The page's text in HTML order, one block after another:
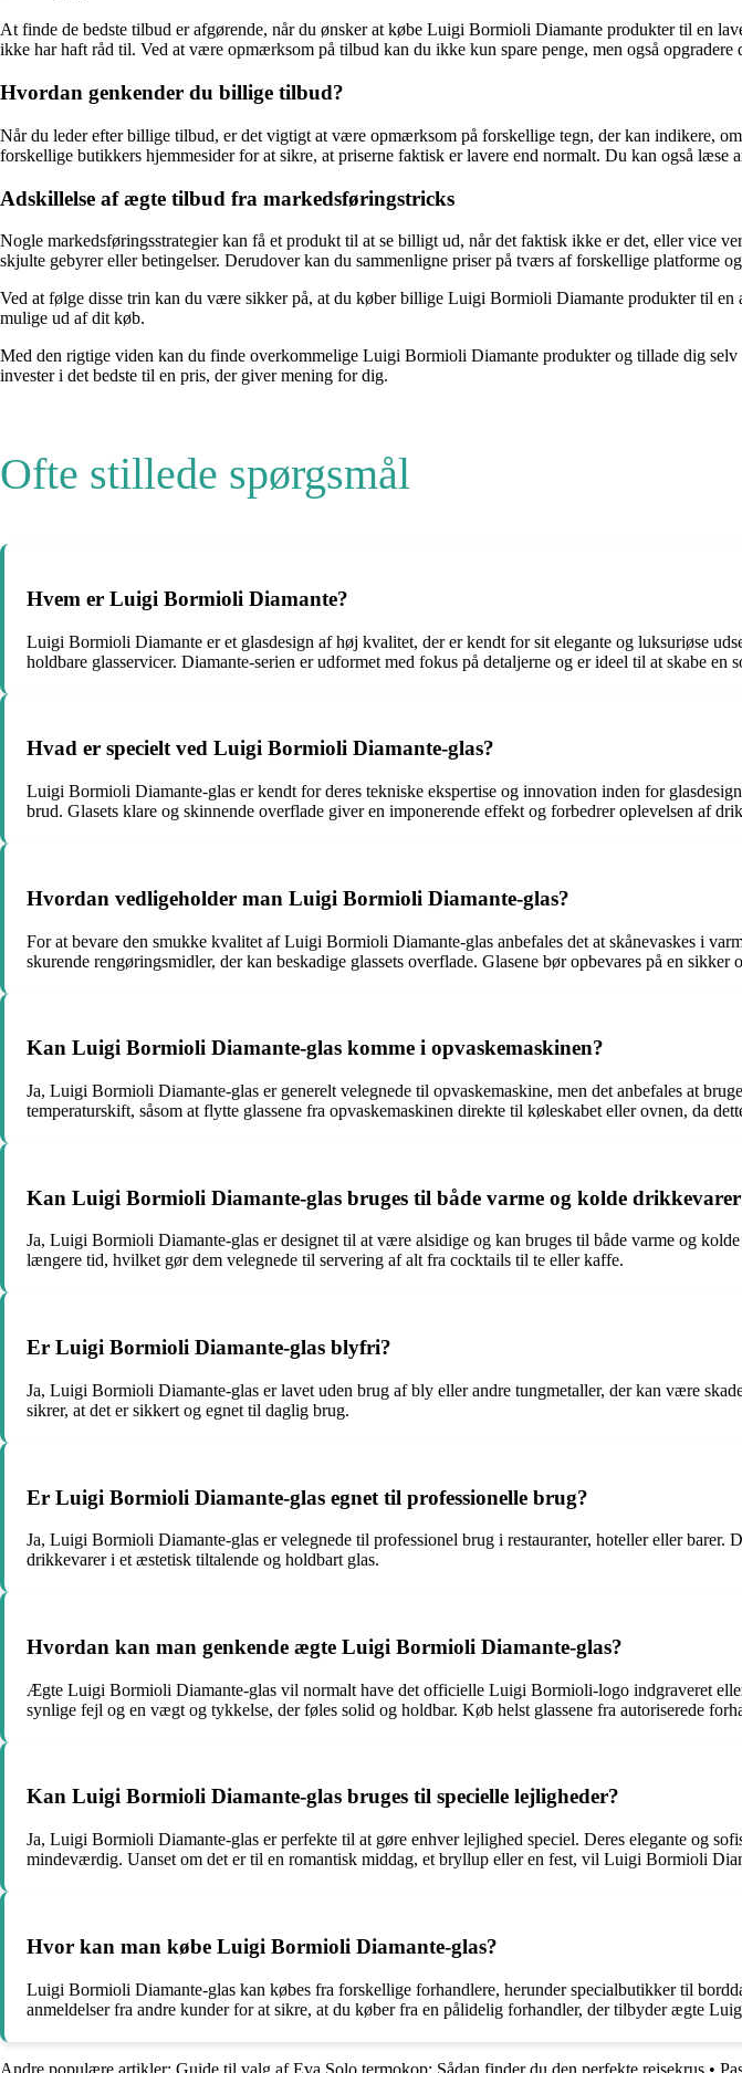
At finde de bedste tilbud er afgørende, når du ønsker at købe Luigi Bormioli Diamante produkter til en
ikke har haft råd til. Ved at være opmærksom på tilbud kan du ikke kun spare penge, men også
Hvordan genkender du billige tilbud?
Når du leder efter billige tilbud, er det vigtigt at være opmærksom på forskellige tegn, der kan indikere,
forskellige butikkers hjemmesider for at sikre, at priserne faktisk er lavere end normalt. Du kan også
Adskillelse af ægte tilbud fra markedsføringstricks
Nogle markedsføringsstrategier kan få et produkt til at se billigt ud, når det faktisk ikke er det, eller vice
skjulte gebyrer eller betingelser. Derudover kan du sammenligne priser på tværs af forskellige platforme
Ved at følge disse trin kan du være sikker på, at du køber billige Luigi Bormioli Diamante produkter til
mulige ud af dit køb.
Med den rigtige viden kan du finde overkommelige Luigi Bormioli Diamante produkter og tillade dig
invester i det bedste til en pris, der giver mening for dig.
Ofte stillede spørgsmål
Hvem er Luigi Bormioli Diamante?
Luigi Bormioli Diamante er et glasdesign af høj kvalitet, der er kendt for sit elegante og luksuriøse
holdbare glasservicer. Diamante-serien er udformet med fokus på detaljerne og er ideel til at skabe en
Hvad er specielt ved Luigi Bormioli Diamante-glas?
Luigi Bormioli Diamante-glas er kendt for deres tekniske ekspertise og innovation inden for
brud. Glasets klare og skinnende overflade giver en imponerende effekt og forbedrer oplevelsen af
Hvordan vedligeholder man Luigi Bormioli Diamante-glas?
For at bevare den smukke kvalitet af Luigi Bormioli Diamante-glas anbefales det at skånevaskes i
skurende rengøringsmidler, der kan beskadige glassets overflade. Glasene bør opbevares på en
Kan Luigi Bormioli Diamante-glas komme i opvaskemaskinen?
Ja, Luigi Bormioli Diamante-glas er generelt velegnede til opvaskemaskine, men det anbefales at
temperaturskift, såsom at flytte glassene fra opvaskemaskinen direkte til køleskabet eller ovnen, da
Kan Luigi Bormioli Diamante-glas bruges til både varme og kolde
Ja, Luigi Bormioli Diamante-glas er designet til at være alsidige og kan bruges til både varme og
længere tid, hvilket gør dem velegnede til servering af alt fra cocktails til te eller kaffe.
Er Luigi Bormioli Diamante-glas blyfri?
Ja, Luigi Bormioli Diamante-glas er lavet uden brug af bly eller andre tungmetaller, der kan være
sikrer, at det er sikkert og egnet til daglig brug.
Er Luigi Bormioli Diamante-glas egnet til professionelle brug?
Ja, Luigi Bormioli Diamante-glas er velegnede til professionel brug i restauranter, hoteller eller
drikkevarer i et æstetisk tiltalende og holdbart glas.
Hvordan kan man genkende ægte Luigi Bormioli Diamante-glas?
Ægte Luigi Bormioli Diamante-glas vil normalt have det officielle Luigi Bormioli-logo indgraveret
synlige fejl og en vægt og tykkelse, der føles solid og holdbar. Køb helst glassene fra autoriserede
Kan Luigi Bormioli Diamante-glas bruges til specielle lejligheder?
Ja, Luigi Bormioli Diamante-glas er perfekte til at gøre enhver lejlighed speciel. Deres elegante og
mindeværdig. Uanset om det er til en romantisk middag, et bryllup eller en fest, vil Luigi Bormioli
Hvor kan man købe Luigi Bormioli Diamante-glas?
Luigi Bormioli Diamante-glas kan købes fra forskellige forhandlere, herunder specialbutikker til
anmeldelser fra andre kunder for at sikre, at du køber fra en pålidelig forhandler, der tilbyder ægte
Andre populære artikler: Guide til valg af Eva Solo termokop: Sådan finder du den perfekte rejsekrus •